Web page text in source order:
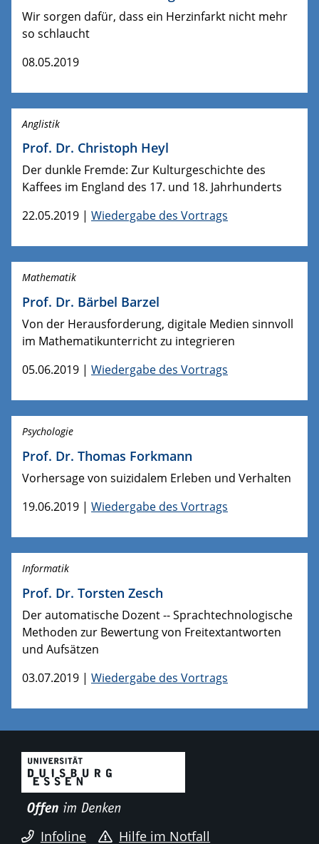
Wir sorgen dafür, dass ein Herzinfarkt nicht mehr
so schlaucht
08.05.2019
Anglistik
Prof. Dr. Christoph Heyl
Der dunkle Fremde: Zur Kulturgeschichte des
Kaffees im England des 17. und 18. Jahrhunderts
22.05.2019 | Wiedergabe des Vortrags
Mathematik
Prof. Dr. Bärbel Barzel
Von der Herausforderung, digitale Medien sinnvoll
im Mathematikunterricht zu integrieren
05.06.2019 | Wiedergabe des Vortrags
Psychologie
Prof. Dr. Thomas Forkmann
Vorhersage von suizidalem Erleben und Verhalten
19.06.2019 | Wiedergabe des Vortrags
Informatik
Prof. Dr. Torsten Zesch
Der automatische Dozent -- Sprachtechnologische
Methoden zur Bewertung von Freitextantworten
und Aufsätzen
03.07.2019 | Wiedergabe des Vortrags
Infoline Hilfe im Notfall